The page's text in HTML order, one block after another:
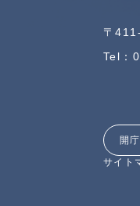
〒
Tel：
開
サイト